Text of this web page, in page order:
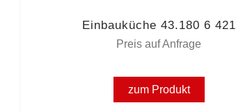
Einbauküche 43.180 6 421
Preis auf Anfrage
zum Produkt